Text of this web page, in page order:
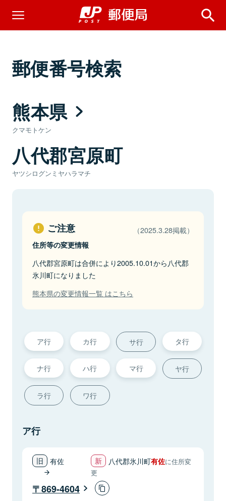
郵便番号検索
熊本県
クマモトケン
八代郡宮原町
ヤツシログンミヤハラマチ
ご注意 （2025.3.28掲載）
住所等の変更情報
八代郡宮原町は合併により2005.10.01から八代郡
氷川町になりました
熊本県の変更情報一覧 はこちら
ア行 カ行 サ行 タ行
ナ行 ハ行 マ行 ヤ行
ラ行 ワ行
ア行
有佐 八代郡氷川町有佐に住所変
更
869-4604